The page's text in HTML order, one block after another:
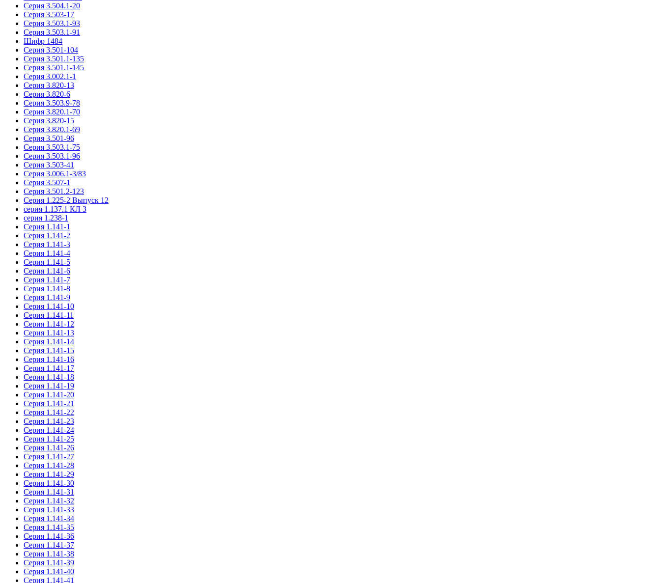
Серия 3.504.1-20
Серия 3.503-17
Серия 3.503.1-93
Серия 3.503.1-91
Шифр 1484
Серия 3.501-104
Серия 3.501.1-135
Серия 3.501.1-145
Серия 3.002.1-1
Серия 3.820-13
Серия 3.820-6
Серия 3.503.9-78
Серия 3.820.1-70
Серия 3.820-15
Серия 3.820.1-69
Серия 3.501-96
Серия 3.503.1-75
Серия 3.503.1-96
Серия 3.503-41
Серия 3.006.1-3/83
Серия 3.507-1
Серия 3.501.2-123
Серия 1.225-2 Выпуск 12
серия 1.137.1 КЛ 3
серия 1.238-1
Серия 1.141-1
Серия 1.141-2
Серия 1.141-3
Серия 1.141-4
Серия 1.141-5
Серия 1.141-6
Серия 1.141-7
Серия 1.141-8
Серия 1.141-9
Серия 1.141-10
Серия 1.141-11
Серия 1.141-12
Серия 1.141-13
Серия 1.141-14
Серия 1.141-15
Серия 1.141-16
Серия 1.141-17
Серия 1.141-18
Серия 1.141-19
Серия 1.141-20
Серия 1.141-21
Серия 1.141-22
Серия 1.141-23
Серия 1.141-24
Серия 1.141-25
Серия 1.141-26
Серия 1.141-27
Серия 1.141-28
Серия 1.141-29
Серия 1.141-30
Серия 1.141-31
Серия 1.141-32
Серия 1.141-33
Серия 1.141-34
Серия 1.141-35
Серия 1.141-36
Серия 1.141-37
Серия 1.141-38
Серия 1.141-39
Серия 1.141-40
Серия 1.141-41